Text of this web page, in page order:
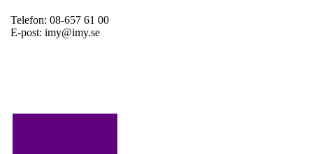
Telefon: 08-657 61 00
E-post: imy@imy.se